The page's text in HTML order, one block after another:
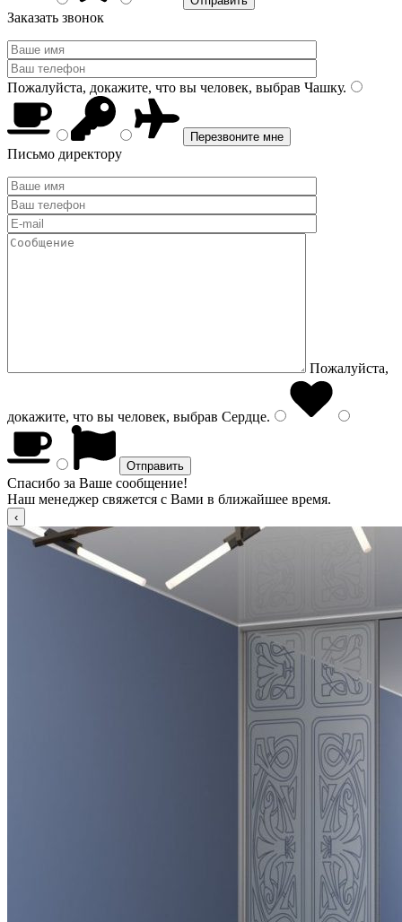
Заказать звонок
Пожалуйста, докажите, что вы человек, выбрав Чашку.
Письмо директору
Пожалуйста,
докажите, что вы человек, выбрав Сердце.
Спасибо за Ваше сообщение!
Наш менеджер свяжется с Вами в ближайшее время.